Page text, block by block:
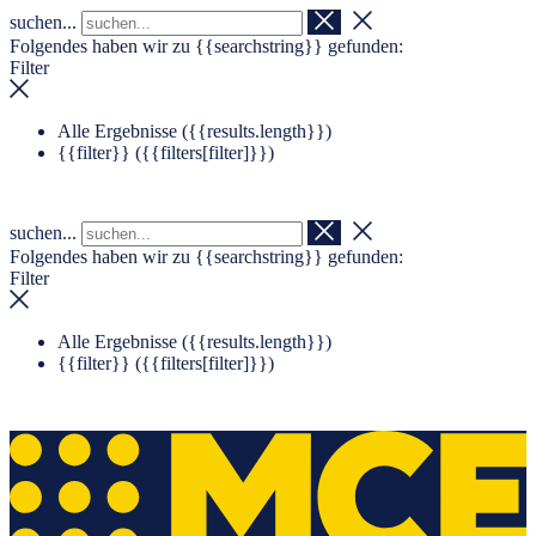
Navigation überspringen
Zum Footer springen
suchen...
Folgendes haben wir zu {{searchstring}} gefunden:
Filter
Alle Ergebnisse ({{results.length}})
{{filter}} ({{filters[filter]}})
suchen...
Folgendes haben wir zu {{searchstring}} gefunden:
Filter
Alle Ergebnisse ({{results.length}})
{{filter}} ({{filters[filter]}})